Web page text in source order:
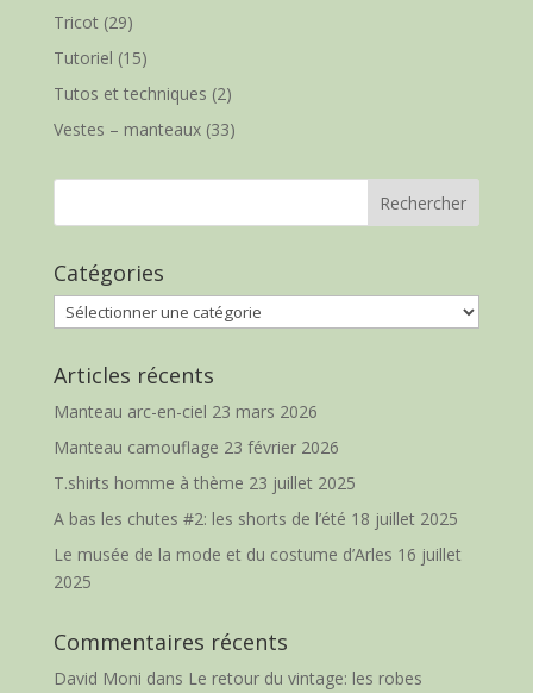
Tricot(29)
Tutoriel (15)
Tutos et techniques (2)
Vestes – manteaux(33)
Catégories
Catégories
Articles récents
Manteau arc-en-ciel 23 mars 2026
Manteau camouflage 23 février 2026
T.shirts homme à thème 23 juillet 2025
A bas les chutes #2: les shorts de l’été 18 juillet 2025
Le musée de la mode et du costume d’Arles 16 juillet
2025
Commentaires récents
David Moni dans Le retour du vintage: les robes